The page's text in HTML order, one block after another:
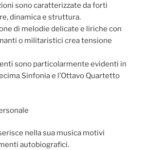
sono caratterizzate da forti
dinamica e struttura.
di melodie delicate e liriche con
o militaristici crea tensione
sono particolarmente evidenti in
Sinfonia e l’Ottavo Quartetto
nella sua musica motivi
autobiografici.